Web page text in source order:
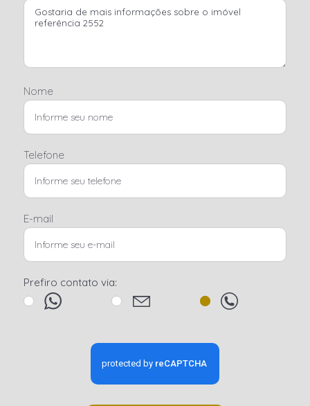
Nome
Telefone
E-mail
Prefiro contato via: